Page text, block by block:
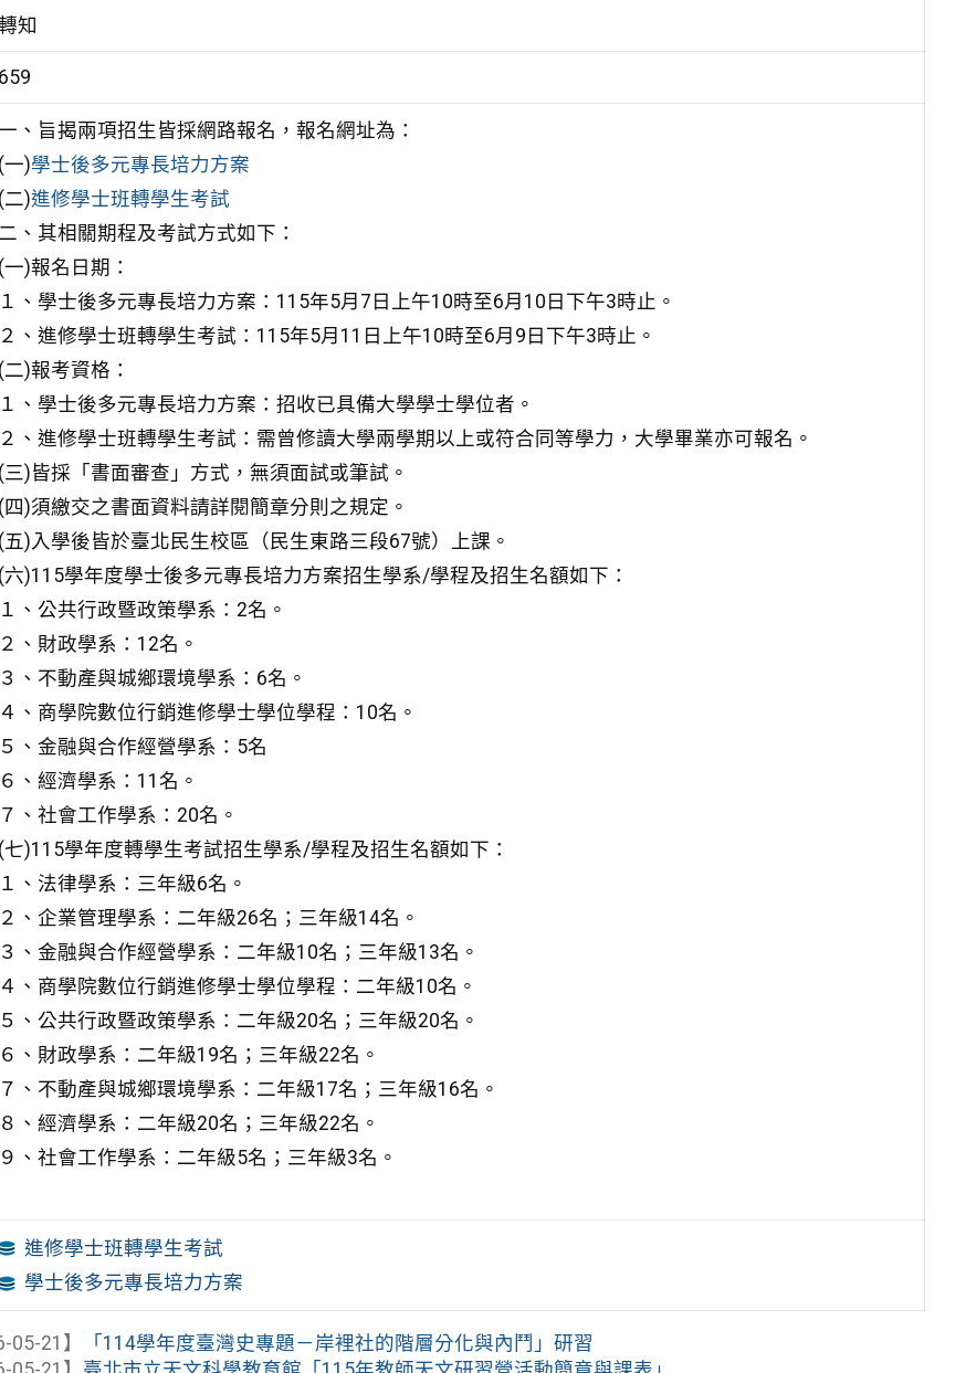
知
659
、旨揭兩項招生皆採網路報名，報名網址為：
(一)學士後多元專長培力方案
(二)進修學士班轉學生考試
二、其相關期程及考試方式如下：
(一)報名日期：
１、學士後多元專長培力方案：115年5月7日上午10時至6月10日下午3時止。
２、進修學士班轉學生考試：115年5月11日上午10時至6月9日下午3時止。
(二)報考資格：
１、學士後多元專長培力方案：招收已具備大學學士學位者。
２、進修學士班轉學生考試：需曾修讀大學兩學期以上或符合同等學力，大學畢業亦可報名。
(三)皆採「書面審查」方式，無須面試或筆試。
(四)須繳交之書面資料請詳閱簡章分則之規定。
(五)入學後皆於臺北民生校區（民生東路三段67號）上課。
(六)115學年度學士後多元專長培力方案招生學系/學程及招生名額如下：
１、公共行政暨政策學系：2名。
２、財政學系：12名。
３、不動產與城鄉環境學系：6名。
４、商學院數位行銷進修學士學位學程：10名。
５、金融與合作經營學系：5名
６、經濟學系：11名。
７、社會工作學系：20名。
(七)115學年度轉學生考試招生學系/學程及招生名額如下：
１、法律學系：三年級6名。
２、企業管理學系：二年級26名；三年級14名。
３、金融與合作經營學系：二年級10名；三年級13名。
４、商學院數位行銷進修學士學位學程：二年級10名。
５、公共行政暨政策學系：二年級20名；三年級20名。
６、財政學系：二年級19名；三年級22名。
７、不動產與城鄉環境學系：二年級17名；三年級16名。
８、經濟學系：二年級20名；三年級22名。
９、社會工作學系：二年級5名；三年級3名。
進修學士班轉學生考試
學士後多元專長培力方案
05-21】
「114學年度臺灣史專題－岸裡社的階層分化與內鬥」研習